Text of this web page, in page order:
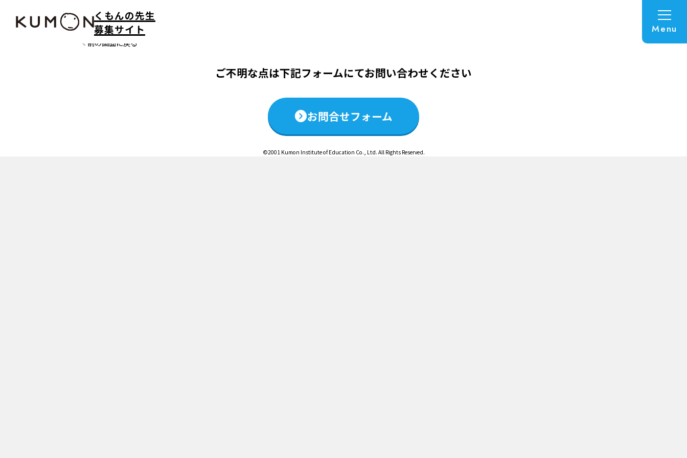
くもんの先生
募集サイト
Menu
前の画面に戻る
ご不明な点は下記フォームにてお問い合わせください
お問合せフォーム
©2001 Kumon Institute of Education Co., Ltd. All Rights Reserved.